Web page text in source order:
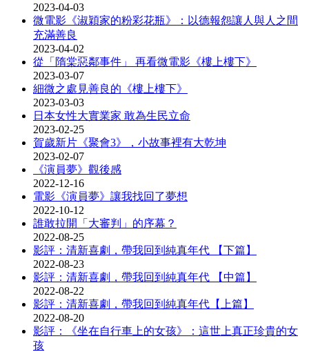
2023-04-03
微電影《淑穎家的粉彩花瓶》：以德報怨讓人與人之間
充滿善良
2023-04-02
從「隋棠惡鄰事件」 再看微電影《樓上樓下》
2023-03-07
細微之處見善良的《樓上樓下》
2023-03-03
日本女性大實業家 敢為生民立命
2023-02-25
賀歲新片《聚會3》，小故事裡有大乾坤
2023-02-07
《演員夢》觀後感
2022-12-16
電影《演員夢》讓我找回了夢想
2022-10-12
誰敢拉開「大審判」的序幕？
2022-08-25
影評：清新喜劇，帶我回到純真年代 【下篇】
2022-08-23
影評：清新喜劇，帶我回到純真年代 【中篇】
2022-08-22
影評：清新喜劇，帶我回到純真年代【上篇】
2022-08-20
影評：《坐在自行車上的女孩》：這世上真正珍貴的女
孩